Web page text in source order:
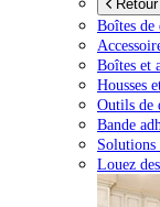
Boîtes de
Boîtes et
Housses
Outils de
Bande
Solutions
Louez